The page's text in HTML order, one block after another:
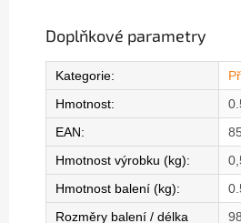
Doplňkové parametry
Kategorie:
Hmotnost:
EAN:
Hmotnost výrobku (kg):
Hmotnost balení (kg):
Rozměry balení / délka
98